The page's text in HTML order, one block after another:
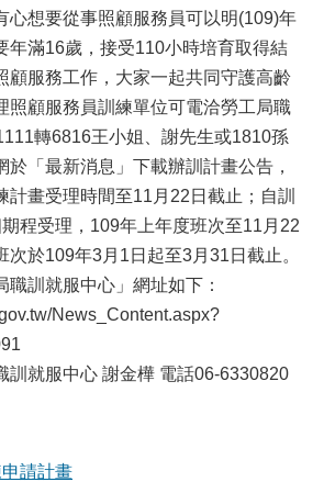
心想要從事照顧服務員可以明(109)年
年滿16歲，接受110小時培育取得結
顧服務工作，大家一起共同守護高齡
照顧服務員訓練單位可電洽勞工局職
轉6816王小姐、謝先生或1810孫
於「最新消息」下載辦訓計畫公告，
計畫受理時間至11月22日截止；自訓
程受理，109年上年度班次至11月22
次於109年3月1日起至3月31日截止。
職訓就服中心」網址如下：
News_Content.aspx?
訓就服中心 謝金樺 電話06-6330820
請計畫